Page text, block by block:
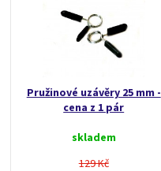
Pružinové uzávěry 25 mm -
cena z 1 pár
skladem
129 Kč